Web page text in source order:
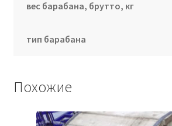
вес барабана, брутто, кг
тип барабана
Похожие